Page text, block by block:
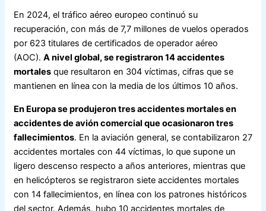
En 2024, el tráfico aéreo europeo continuó su
recuperación, con más de 7,7 millones de vuelos operados
por 623 titulares de certificados de operador aéreo
(AOC). A nivel global, se registraron 14 accidentes
mortalesque resultaron en 304 víctimas, cifras que se
mantienen en línea con la media de los últimos 10 años.
En Europa se produjeron tres accidentes mortales en
accidentes de avión comercial que ocasionaron tres
fallecimientos. En la aviación general, se contabilizaron 27
accidentes mortales con 44 víctimas, lo que supone un
ligero descenso respecto a años anteriores, mientras que
en helicópteros se registraron siete accidentes mortales
con 14 fallecimientos, en línea con los patrones históricos
del sector. Además, hubo 10 accidentes mortales de